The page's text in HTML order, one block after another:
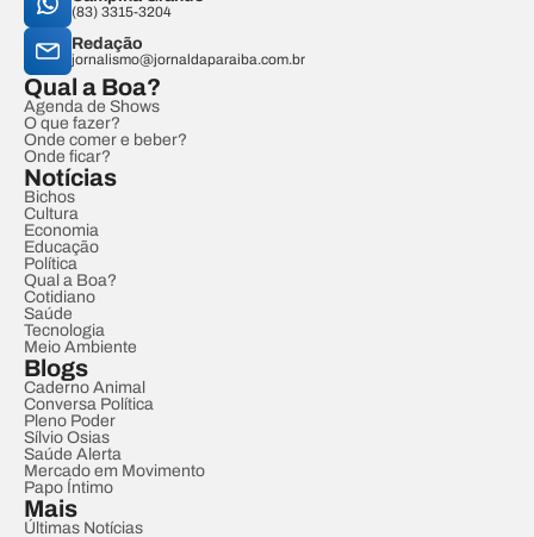
(83) 3315-3204
Redação
jornalismo@jornaldaparaiba.com.br
Qual a Boa?
Agenda de Shows
O que fazer?
Onde comer e beber?
Onde ficar?
Notícias
Bichos
Cultura
Economia
Educação
Política
Qual a Boa?
Cotidiano
Saúde
Tecnologia
Meio Ambiente
Blogs
Caderno Animal
Conversa Política
Pleno Poder
Sílvio Osias
Saúde Alerta
Mercado em Movimento
Papo Íntimo
Mais
Últimas Notícias